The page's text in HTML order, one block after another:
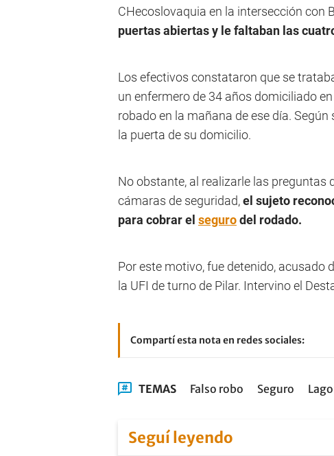
CHecoslovaquia en la intersección con
puertas abiertas y le faltaban las
Los efectivos constataron que se
un enfermero de 34 años domiciliado
robado en la mañana de ese día.
la puerta de su domicilio.
No obstante, al realizarle las preguntas
cámaras de seguridad,el sujeto
para cobrar el segurodel rodado.
Por este motivo, fue detenido, acusado
la UFI de turno de Pilar. Intervino el
Compartí esta nota en redes sociales:
TEMAS Falso robo Seguro
Seguí leyendo